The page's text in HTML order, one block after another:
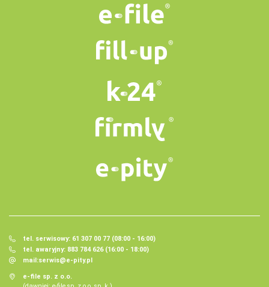
tel. serwisowy: 61 307 00 77 (08:00 - 16:00)
tel. awaryjny: 883 784 626 (16:00 - 18:00)
mail:serwis@e-pity.pl
e-file sp. z o.o.